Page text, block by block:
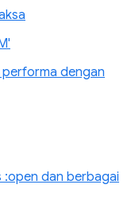
dengan
dan berbagai